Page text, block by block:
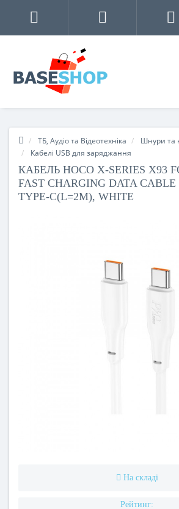
ТБ, Аудіо та Відеотехніка
Шнури та
Кабелі USB для заряджання
КАБЕЛЬ HOCO X-SERIES X93
FAST CHARGING DATA CABLE
TYPE-C(L=2M), WHITE
На складі
Рейтинг: